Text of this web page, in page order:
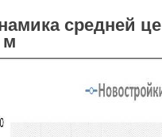
средней
м